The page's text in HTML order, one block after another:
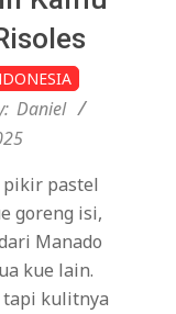
Daniel
pikir pastel
goreng isi,
Manado
kue lain.
tapi kulitnya